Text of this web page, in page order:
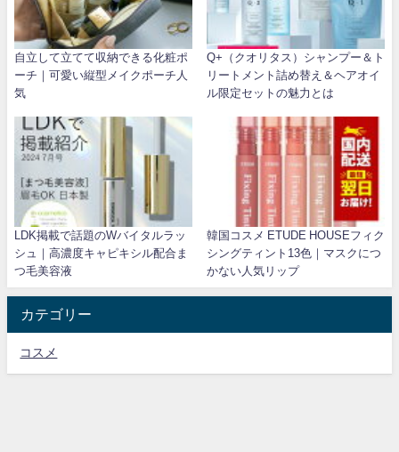
自立して立てて収納できる化粧ポ
ーチ｜可愛い縦型メイクポーチ人
気
Q+（クオリタス）シャンプー＆ト
リートメント詰め替え＆ヘアオイ
ル限定セットの魅力とは
LDK掲載で話題のWバイタルラッ
シュ｜高濃度キャピキシル配合ま
つ毛美容液
韓国コスメ ETUDE HOUSEフィク
シングティント13色｜マスクにつ
かない人気リップ
カテゴリー
コスメ